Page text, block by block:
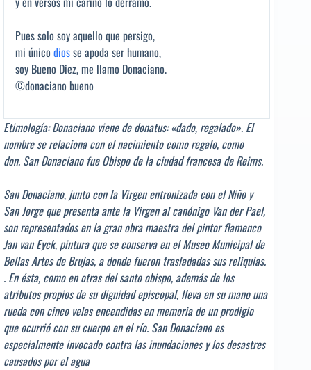
Pues solo soy aquello que persigo,
mi único diosse apoda ser humano,
soy Bueno Diez, me llamo Donaciano.
©donaciano bueno
Etimología: Donaciano viene de donatus: «dado, regalado». El
nombre se relaciona con el nacimiento como regalo, como
don. San Donaciano fue Obispo de la ciudad francesa de Reims.
San Donaciano, junto con la Virgen entronizada con el Niño y
San Jorge que presenta ante la Virgen al canónigo Van der Pael,
son representados en la gran obra maestra del pintor flamenco
Jan van Eyck, pintura que se conserva en el Museo Municipal de
Bellas Artes de Brujas, a donde fueron trasladadas sus reliquias.
. En ésta, como en otras del santo obispo, además de los
atributos propios de su dignidad episcopal, lleva en su mano una
rueda con cinco velas encendidas en memoria de un prodigio
que ocurrió con su cuerpo en el río. San Donaciano es
especialmente invocado contra las inundaciones y los desastres
causados por el agua